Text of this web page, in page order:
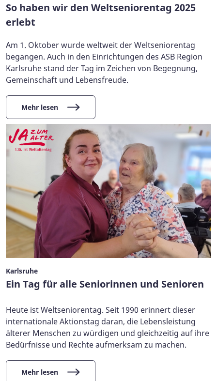
So haben wir den Weltseniorentag 2025
erlebt
Am 1. Oktober wurde weltweit der Weltseniorentag
begangen. Auch in den Einrichtungen des ASB Region
Karlsruhe stand der Tag im Zeichen von Begegnung,
Gemeinschaft und Lebensfreude.
Mehr lesen
Karlsruhe
Ein Tag für alle Seniorinnen und Senioren
Heute ist Weltseniorentag. Seit 1990 erinnert dieser
internationale Aktionstag daran, die Lebensleistung
älterer Menschen zu würdigen und gleichzeitig auf ihre
Bedürfnisse und Rechte aufmerksam zu machen.
Mehr lesen